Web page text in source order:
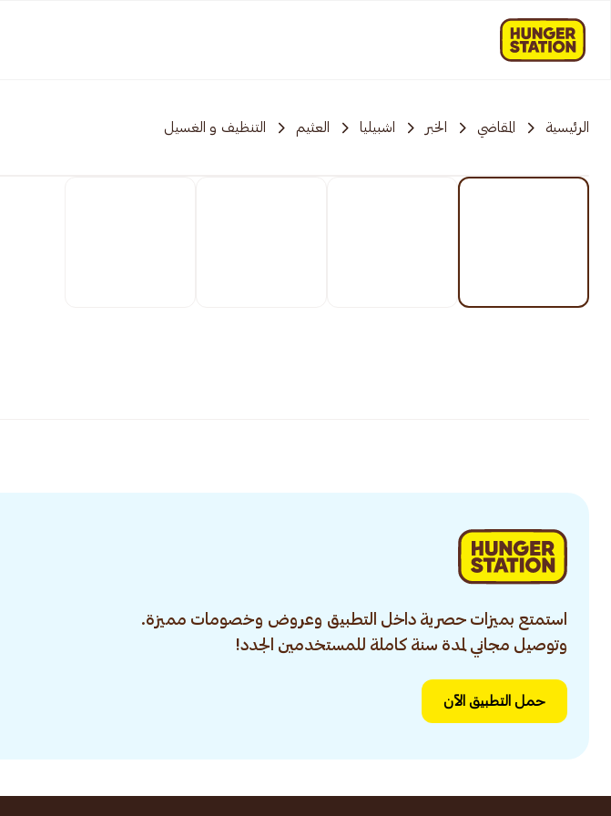
الرئيسية المقاضي الخبر اشبيليا العثيم التنظيف و الغسيل
استمتع بميزات حصرية داخل التطبيق وعروض وخصومات مميزة.
وتوصيل مجاني لمدة سنة كاملة للمستخدمين الجدد!
حمل التطبيق الآن